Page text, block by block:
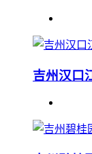
吉州汉口